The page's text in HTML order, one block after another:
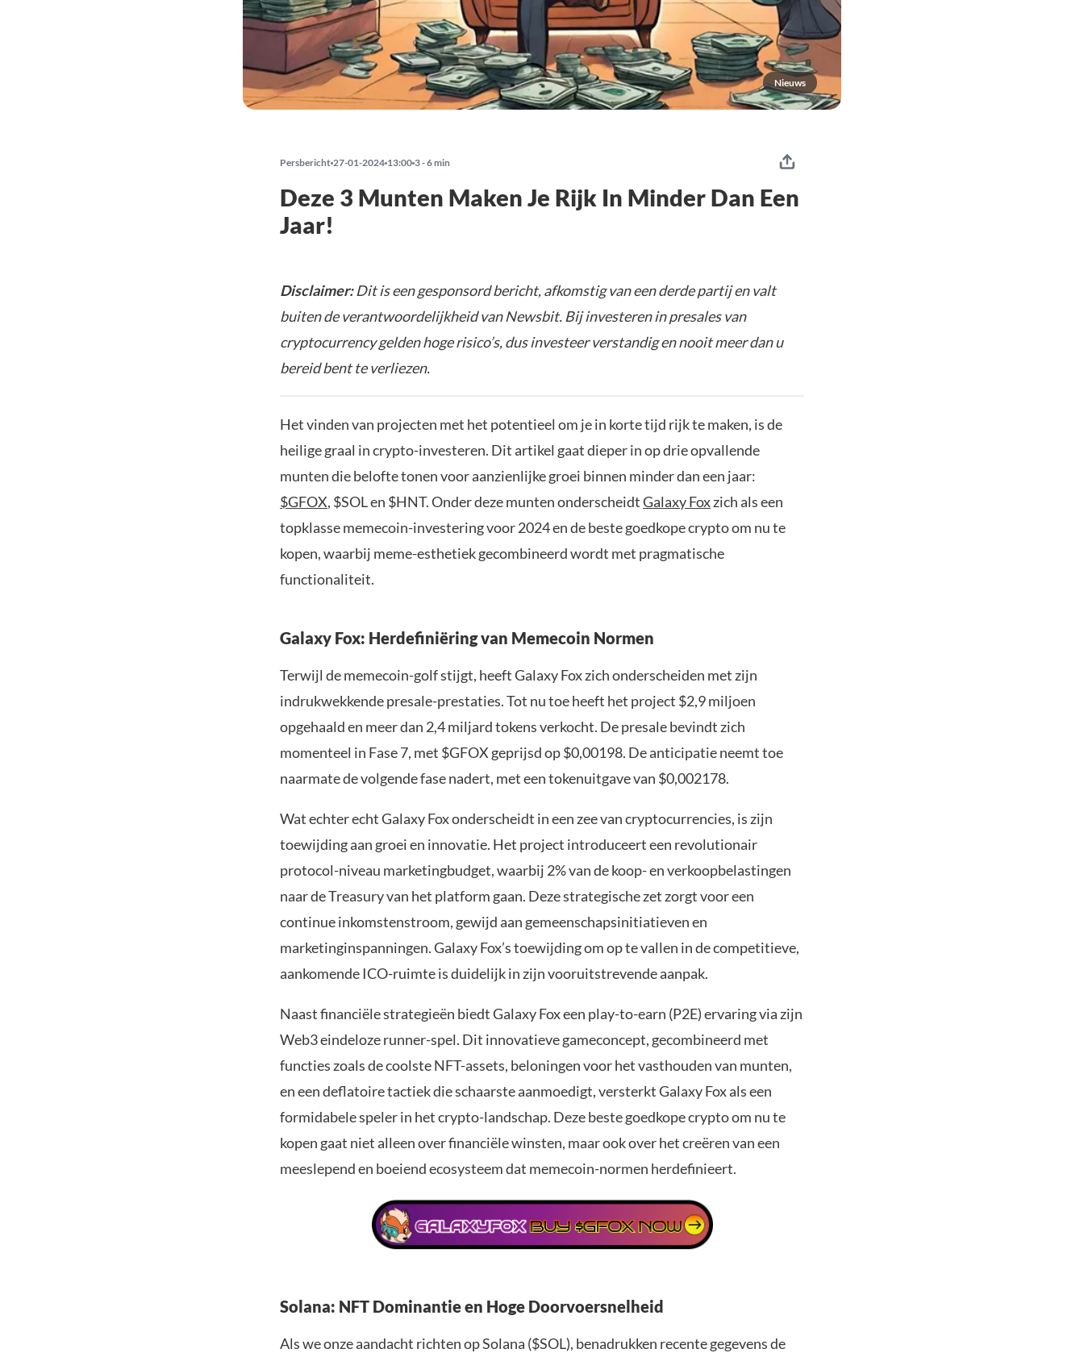
Nieuws
Persbericht 27-01-2024 13:00 3 - 6 min
Deze 3 Munten Maken Je Rijk In Minder Dan Een
Jaar!
Disclaimer:Dit is een gesponsord bericht, afkomstig van een derde partij en valt
buiten de verantwoordelijkheid van Newsbit. Bij investeren in presales van
cryptocurrency gelden hoge risico’s, dus investeer verstandig en nooit meer dan u
bereid bent te verliezen.
Het vinden van projecten met het potentieel om je in korte tijd rijk te maken, is de
heilige graal in crypto-investeren. Dit artikel gaat dieper in op drie opvallende
munten die belofte tonen voor aanzienlijke groei binnen minder dan een jaar:
$GFOX, $SOL en $HNT. Onder deze munten onderscheidtGalaxy Foxzich als een
topklasse memecoin-investering voor 2024 en de beste goedkope crypto om nu te
kopen, waarbij meme-esthetiek gecombineerd wordt met pragmatische
functionaliteit.
Galaxy Fox: Herdefiniëring van Memecoin Normen
Terwijl de memecoin-golf stijgt, heeft Galaxy Fox zich onderscheiden met zijn
indrukwekkende presale-prestaties. Tot nu toe heeft het project $2,9 miljoen
opgehaald en meer dan 2,4 miljard tokens verkocht. De presale bevindt zich
momenteel in Fase 7, met $GFOX geprijsd op $0,00198. De anticipatie neemt toe
naarmate de volgende fase nadert, met een tokenuitgave van $0,002178.
Wat echter echt Galaxy Fox onderscheidt in een zee van cryptocurrencies, is zijn
toewijding aan groei en innovatie. Het project introduceert een revolutionair
protocol-niveau marketingbudget, waarbij 2% van de koop- en verkoopbelastingen
naar de Treasury van het platform gaan. Deze strategische zet zorgt voor een
continue inkomstenstroom, gewijd aan gemeenschapsinitiatieven en
marketinginspanningen. Galaxy Fox’s toewijding om op te vallen in de competitieve,
aankomende ICO-ruimte is duidelijk in zijn vooruitstrevende aanpak.
Naast financiële strategieën biedt Galaxy Fox een play-to-earn (P2E) ervaring via zijn
Web3 eindeloze runner-spel. Dit innovatieve gameconcept, gecombineerd met
functies zoals de coolste NFT-assets, beloningen voor het vasthouden van munten,
en een deflatoire tactiek die schaarste aanmoedigt, versterkt Galaxy Fox als een
formidabele speler in het crypto-landschap. Deze beste goedkope crypto om nu te
kopen gaat niet alleen over financiële winsten, maar ook over het creëren van een
meeslepend en boeiend ecosysteem dat memecoin-normen herdefinieert.
Solana: NFT Dominantie en Hoge Doorvoersnelheid
Als we onze aandacht richten op Solana ($SOL), benadrukken recente gegevens de